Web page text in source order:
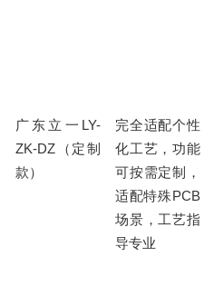
广东立一 LY-
ZK-DZ（定制
款）
完全适配个性
化工艺，功能
可按需定制，
适配特殊PCB
场景，工艺指
导专业